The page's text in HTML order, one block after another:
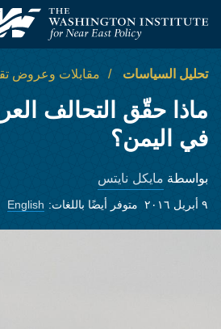
معهد واشنطن لسياسات الشرق الأدنى
تحليل السياسات مقابلات وعروض
ماذا حقّق التحالف
في اليمن؟
بواسطة مايكل نايتس
٩ أبريل ٢٠١٦ متوفر أيضًا باللغات: English